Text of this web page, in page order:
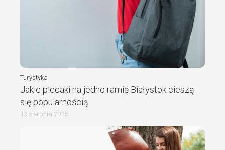
Turystyka
Jakie plecaki na jedno ramię Białystok cieszą
się popularnością
13 sierpnia 2025